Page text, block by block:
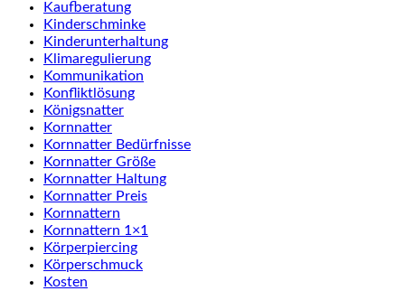
Kaufberatung
Kinderschminke
Kinderunterhaltung
Klimaregulierung
Kommunikation
Konfliktlösung
Königsnatter
Kornnatter
Kornnatter Bedürfnisse
Kornnatter Größe
Kornnatter Haltung
Kornnatter Preis
Kornnattern
Kornnattern 1×1
Körperpiercing
Körperschmuck
Kosten